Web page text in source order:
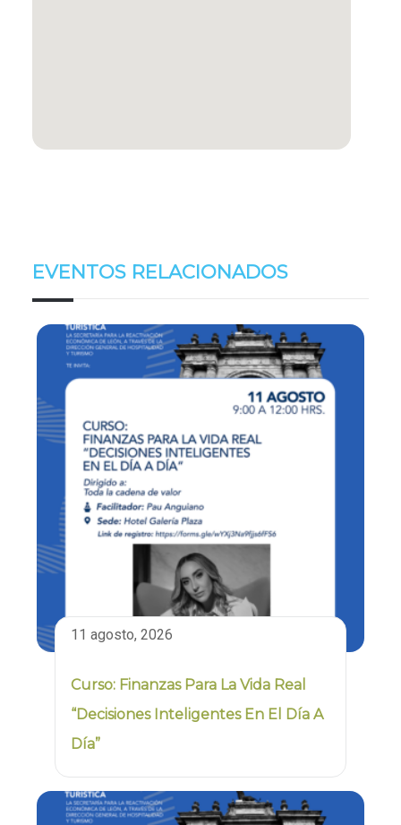
EVENTOS RELACIONADOS
11 agosto, 2026
Curso: Finanzas Para La Vida Real
“Decisiones Inteligentes En El Día A
Día”